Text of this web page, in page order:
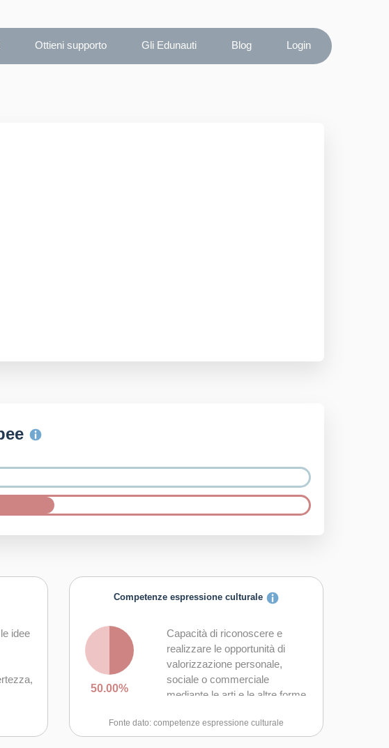
Ottieni supporto Gli Edunauti Blog Login
idee
e
Competenze espressione culturale
50.00%
Capacità di riconoscere e
realizzare le opportunità di
valorizzazione personale,
sociale o commerciale
mediante le arti e le altre forme
Curiosità nei confronti del
Fonte dato: competenze espressione culturale